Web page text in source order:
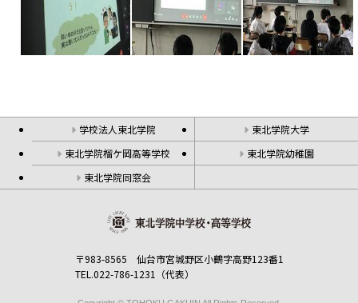
学校法人東北学院
東北学院大学
東北学院榴ケ岡高等学校
東北学院幼稚園
東北学院同窓会
〒983-8565 仙台市宮城野区小鶴字高野123番1
TEL.022-786-1231（代表）